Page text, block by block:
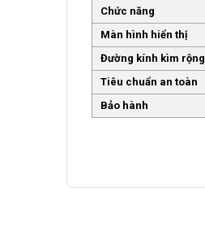
Chức năng
Màn hình hiển thị
Đường kính kìm rộng
Tiêu chuẩn an toàn
Bảo hành